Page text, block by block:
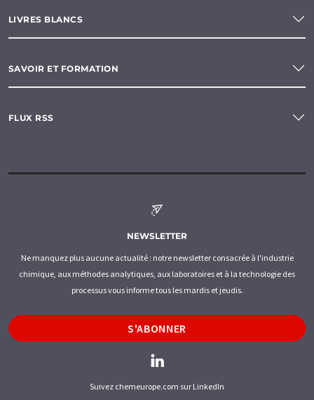
LIVRES BLANCS
SAVOIR ET FORMATION
FLUX RSS
NEWSLETTER
Ne manquez plus aucune actualité : notre newsletter consacrée à l'industrie
chimique, aux méthodes analytiques, aux laboratoires et à la technologie des
processus vous informe tous les mardis et jeudis.
S'ABONNER
Suivez chemeurope.com sur LinkedIn